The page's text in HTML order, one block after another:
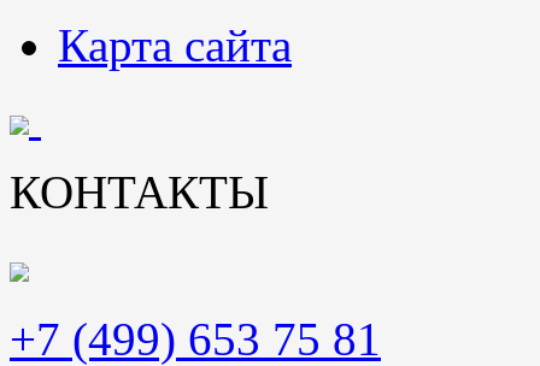
Карта сайта
КОНТАКТЫ
+7 (499) 653 75 81